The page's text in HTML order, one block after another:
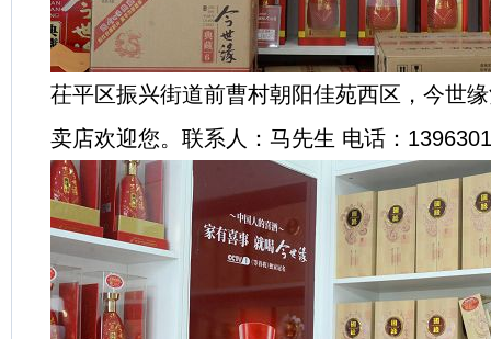
茌平区振兴街道前曹村朝阳佳苑西区，今世
卖店欢迎您。联系人：马先生 电话：